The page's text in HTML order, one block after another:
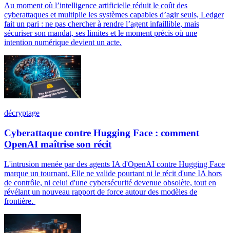
Au moment où l’intelligence artificielle réduit le coût des
cyberattaques et multiplie les systèmes capables d’agir seuls, Ledger
fait un pari : ne pas chercher à rendre l’agent infaillible, mais
sécuriser son mandat, ses limites et le moment précis où une
intention numérique devient un acte.
décryptage
Cyberattaque contre Hugging Face : comment
OpenAI maîtrise son récit
L'intrusion menée par des agents IA d'OpenAI contre Hugging Face
marque un tournant. Elle ne valide pourtant ni le récit d'une IA hors
de contrôle, ni celui d'une cybersécurité devenue obsolète, tout en
révélant un nouveau rapport de force autour des modèles de
frontière.